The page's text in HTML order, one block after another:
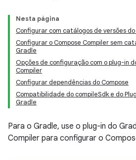
Nesta página
Configurar com catálogos de versões
Configurar o Compose Compiler sem
Gradle
Opções de configuração com o plug-in
Compiler
Configurar dependências do Compose
Compatibilidade do compileSdk e do
Gradle
Para o Gradle, use o plug-in do
Compiler para configurar o